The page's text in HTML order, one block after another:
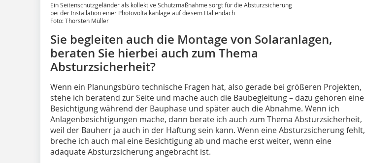
Ein Seitenschutzgeländer als kollektive Schutzmaßnahme sorgt für die Absturzsicherung
bei der Installation einer Photovoltaikanlage auf diesem Hallendach
Foto: Thorsten Müller
Sie begleiten auch die Montage von Solaranlagen,
beraten Sie hierbei auch zum Thema
Absturzsicherheit?
Wenn ein Planungsbüro technische Fragen hat, also gerade bei größeren Projekten,
stehe ich beratend zur Seite und mache auch die Baubegleitung – dazu gehören eine
Besichtigung während der Bauphase und später auch die Abnahme. Wenn ich
Anlagenbesichtigungen mache, dann berate ich auch zum Thema Absturzsicherheit,
weil der Bauherr ja auch in der Haftung sein kann. Wenn eine Absturzsicherung fehlt,
breche ich auch mal eine Besichtigung ab und mache erst weiter, wenn eine
adäquate Absturzsicherung angebracht ist.